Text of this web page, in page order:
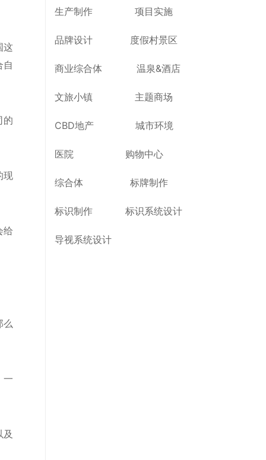
这
自
的
现
给
么
一
生产制作 项目实施
品牌设计 度假村景区
商业综合体 温泉&酒店
文旅小镇 主题商场
CBD地产 城市环境
医院 购物中心
综合体 标牌制作
标识制作 标识系统设计
导视系统设计